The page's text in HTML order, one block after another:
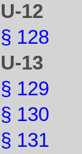
U-12
§ 128
U-13
§ 129
§ 130
§ 131